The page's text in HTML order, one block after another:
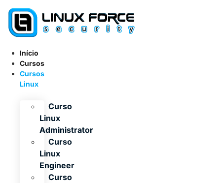
para
conteúdo
Início
Cursos
Cursos
Linux
Curso
Linux
Administrator
Curso
Linux
Engineer
Curso